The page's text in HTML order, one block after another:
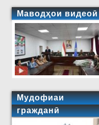
Маводҳои видеоӣ
Мудофиаи
гражданӣ